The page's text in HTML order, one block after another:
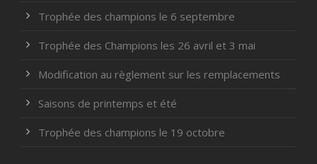
Trophée des champions le 6 septembre
Trophée des Champions les 26 avril et 3 mai
Modification au règlement sur les remplacements
Saisons de printemps et été
Trophée des champions le 19 octobre